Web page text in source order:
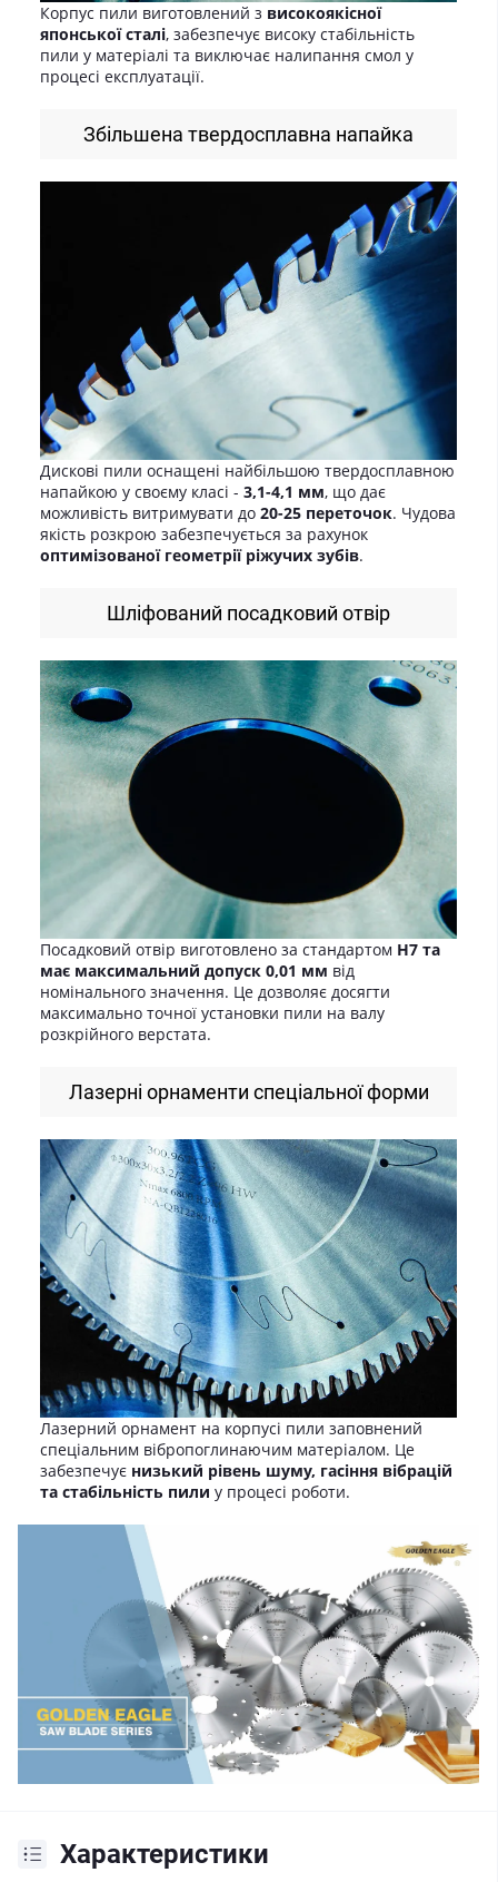
Корпус пили виготовлений з високоякісної
японської сталі, забезпечує високу стабільність
пили у матеріалі та виключає налипання смол у
процесі експлуатації.
Збільшена твердосплавна напайка
Дискові пили оснащені найбільшою твердосплавною
напайкою у своєму класі - 3,1-4,1 мм, що дає
можливість витримувати до 20-25 переточок. Чудова
якість розкрою забезпечується за рахунок
оптимізованої геометрії ріжучих зубів.
Шліфований посадковий отвір
Посадковий отвір виготовлено за стандартом H7 та
має максимальний допуск 0,01 мм від
номінального значення. Це дозволяє досягти
максимально точної установки пили на валу
розкрійного верстата.
Лазерні орнаменти спеціальної форми
Лазерний орнамент на корпусі пили заповнений
спеціальним вібропоглинаючим матеріалом. Це
забезпечує низький рівень шуму, гасіння вібрацій
та стабільність пили у процесі роботи.
Характеристики